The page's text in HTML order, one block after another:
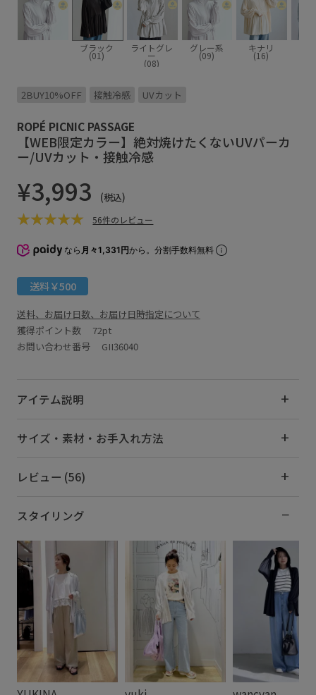
ブラック
(01)
ライトグレ
ー
(08)
グレー系
(09)
キナリ
(16)
2BUY10%OFF 接触冷感 UVカット
ROPÉ PICNIC PASSAGE
【WEB限定カラー】絶対焼けたくないUVパーカ
ー/UVカット・接触冷感
¥3,993 (税込)
56件のレビュー
なら 月々1,331円から。分割手数料無料
送料￥500
送料、お届け日数、お届け日時指定について
獲得ポイント数 72pt
お問い合わせ番号 GII36040
アイテム説明
サイズ・素材・お手入れ方法
レビュー (56)
スタイリング